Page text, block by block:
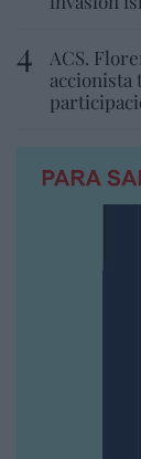
ACS.
accionista